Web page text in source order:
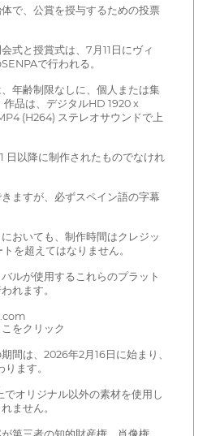
で、公賞を授与するための投票
式と授賞式は、7月11日にヴィ
で行われる。
年齢制限なしに、個人または集
作品は、デジタルHD 1920 x
(H264) ステレオサウンドで上
日以降に制作されたものでなけれ
ますが、必ずスペイン語の字幕
おいても、制作時間はクレジッ
を超えてはなりません。
ルが使用するこれらのプラット
れます。
をクリック
間は、2026年2月16日に始まり、
ます。
でオリジナル以外の素材を使用し
ません。